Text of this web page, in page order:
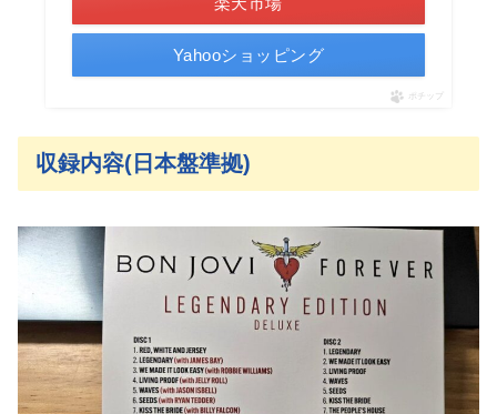
Yahooショッピング
ポチップ
収録内容(日本盤準拠)